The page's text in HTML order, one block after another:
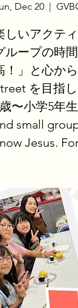
Dec 20
  |
しいアクテ
ループの時
！」と心か
を目指
〜小学5年
small
Jesus.